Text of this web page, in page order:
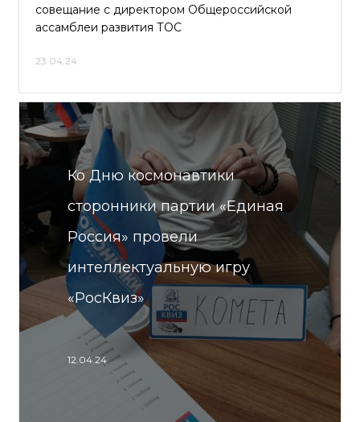
совещание с директором Общероссийской
ассамблеи развития ТОС
23.04.24
Ко Дню космонавтики
сторонники партии «Единая
Россия» провели
интеллектуальную игру
«РосКвиз»
12.04.24